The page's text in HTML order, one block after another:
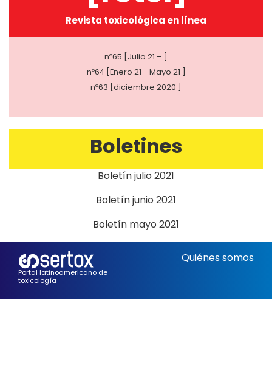
Revista toxicológica en línea
nº65 [Julio 21 – ]
nº64 [Enero 21 - Mayo 21 ]
nº63 [diciembre 2020 ]
Boletines
Boletín julio 2021
Boletín junio 2021
Boletín mayo 2021
Portal latinoamericano de
toxicología
Quiénes somos